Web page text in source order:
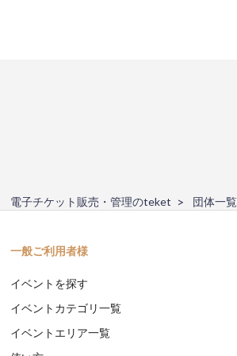
電子チケット販売・管理のteket 団体一覧
一般ご利用者様
イベントを探す
イベントカテゴリ一覧
イベントエリア一覧